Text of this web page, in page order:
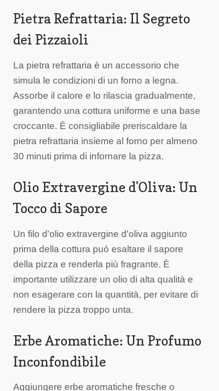
Pietra Refrattaria: Il Segreto
dei Pizzaioli
La pietra refrattaria è un accessorio che
simula le condizioni di un forno a legna.
Assorbe il calore e lo rilascia gradualmente,
garantendo una cottura uniforme e una base
croccante. È consigliabile preriscaldare la
pietra refrattaria insieme al forno per almeno
30 minuti prima di infornare la pizza.
Olio Extravergine d'Oliva: Un
Tocco di Sapore
Un filo d'olio extravergine d'oliva aggiunto
prima della cottura può esaltare il sapore
della pizza e renderla più fragrante. È
importante utilizzare un olio di alta qualità e
non esagerare con la quantità, per evitare di
rendere la pizza troppo unta.
Erbe Aromatiche: Un Profumo
Inconfondibile
Aggiungere erbe aromatiche fresche o